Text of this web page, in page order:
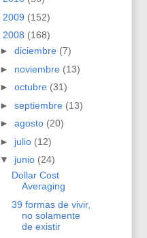
2009 (152)
2008 (168)
► diciembre (7)
► noviembre (13)
► octubre (31)
► septiembre (13)
► agosto (20)
► julio (12)
▼ junio (24)
Dollar Cost
Averaging
39 formas de vivir,
no solamente
de existir